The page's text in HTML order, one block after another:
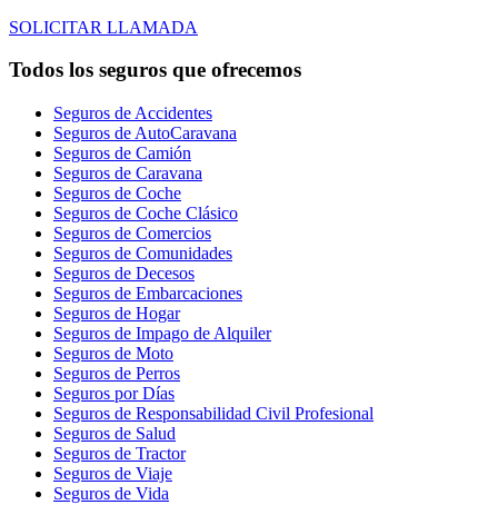
SOLICITAR LLAMADA
Todos los seguros que ofrecemos
Seguros de Accidentes
Seguros de AutoCaravana
Seguros de Camión
Seguros de Caravana
Seguros de Coche
Seguros de Coche Clásico
Seguros de Comercios
Seguros de Comunidades
Seguros de Decesos
Seguros de Embarcaciones
Seguros de Hogar
Seguros de Impago de Alquiler
Seguros de Moto
Seguros de Perros
Seguros por Días
Seguros de Responsabilidad Civil Profesional
Seguros de Salud
Seguros de Tractor
Seguros de Viaje
Seguros de Vida